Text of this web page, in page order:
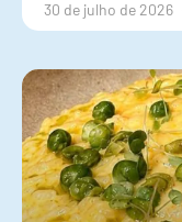
30 de julho de 2026